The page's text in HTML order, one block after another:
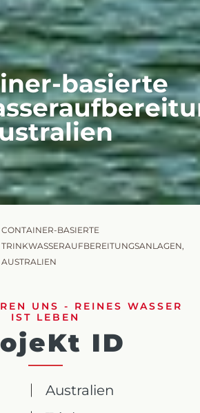
basierte
CONTAINER-BASIERTE
TRINKWASSERAUFBEREITUNGSANLAGEN,
AUSTRALIEN
UNS - REINES WASSER
IST LEBEN
ID
Australien